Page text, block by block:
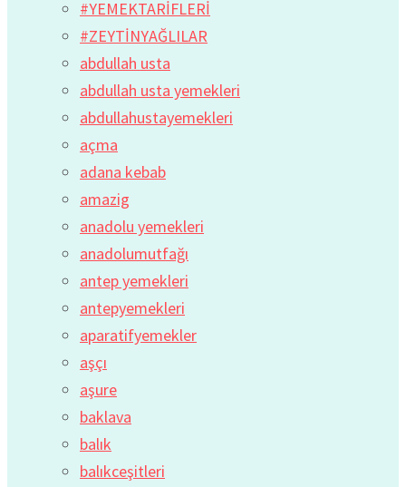
#YEMEKTARİFLERİ
#ZEYTİNYAĞLILAR
abdullah usta
abdullah usta yemekleri
abdullahustayemekleri
açma
adana kebab
amazig
anadolu yemekleri
anadolumutfağı
antep yemekleri
antepyemekleri
aparatifyemekler
aşçı
aşure
baklava
balık
balıkceşitleri